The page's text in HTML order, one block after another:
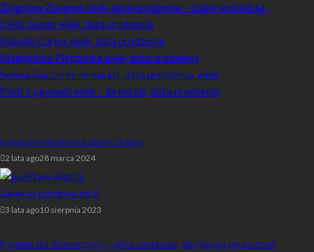
Zbigniew Zaranek wiek, data urodzenia – znany wokalista
Celia Jaunat wiek, data urodzenia
Klaudia Carlos wiek, data urodzenia
Magdalena Pieczonka wiek, data urodzenia
Sylwia Gaczorek ile ma lat, data urodzenia, wiek
Piotr Cugowski wiek – ile ma lat, data urodzenia
Fajne powitania na dzień dobry
2 lata ago28 marca 2024
Jakie są państwa na Z
3 lata ago10 sierpnia 2023
Pytania do dziewczyny – jakie zadawać, aby lepiej się poznać